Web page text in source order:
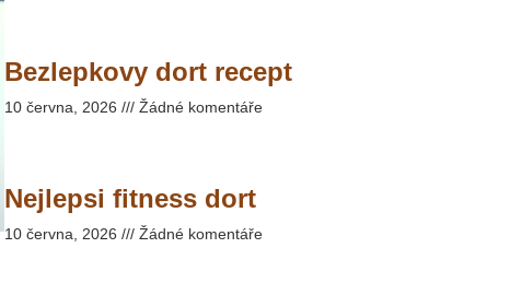
Bezlepkovy dort recept
10 června, 2026 Žádné komentáře
Nejlepsi fitness dort
10 června, 2026 Žádné komentáře